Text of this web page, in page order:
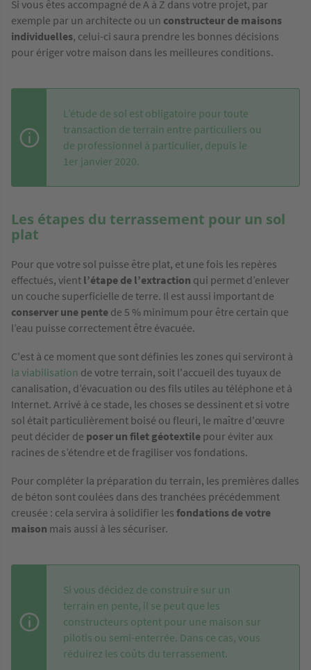
Si vous êtes accompagné de A à Z dans votre projet, par
exemple par un architecte ou un constructeur de maisons
individuelles, celui-ci saura prendre les bonnes décisions
pour ériger votre maison dans les meilleures conditions.
L’étude de sol est obligatoire pour toute
transaction de terrain entre particuliers ou
de professionnel à particulier, depuis le
1er janvier 2020.
Les étapes du terrassement pour un sol
plat
Pour que votre sol puisse être plat, et une fois les repères
effectués, vient l’étape de l’extraction qui permet d’enlever
un couche superficielle de terre. Il est aussi important de
conserver une pente de 5 % minimum pour être certain que
l’eau puisse correctement être évacuée.
C'est à ce moment que sont définies les zones qui serviront à
la viabilisation de votre terrain, soit l'accueil des tuyaux de
canalisation, d’évacuation ou des fils utiles au téléphone et à
Internet. Arrivé à ce stade, les choses se dessinent et si votre
sol était particulièrement boisé ou fleuri, le maître d'œuvre
peut décider de poser un filet géotextile pour éviter aux
racines de s’étendre et de fragiliser vos fondations.
Pour compléter la préparation du terrain, les premières dalles
de béton sont coulées dans des tranchées précédemment
creusée : cela servira à solidifier les fondations de votre
maison mais aussi à les sécuriser.
Si vous décidez de construire sur un
terrain en pente, il se peut que les
constructeurs optent pour une maison sur
pilotis ou semi-enterrée. Dans ce cas, vous
réduirez les coûts du terrassement.